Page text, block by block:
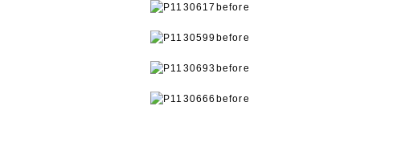
before
before
before
before